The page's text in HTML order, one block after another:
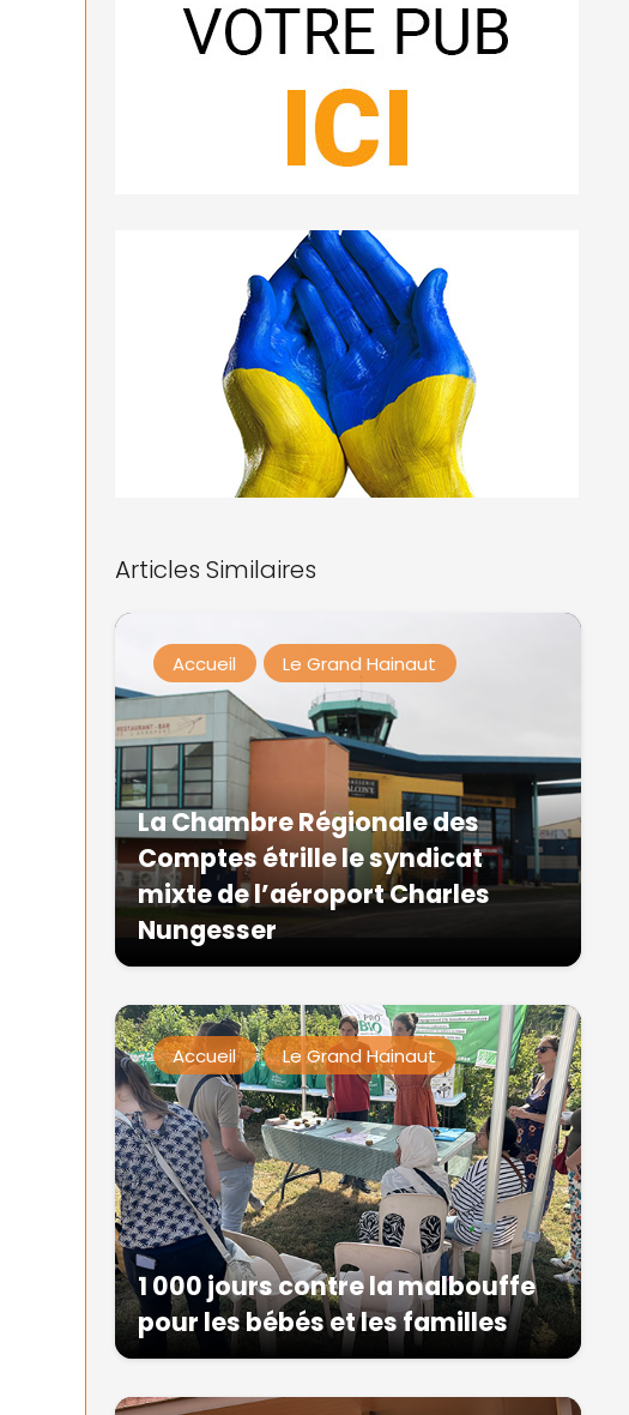
Articles Similaires
Accueil Le Grand Hainaut
La Chambre Régionale des
Comptes étrille le syndicat
mixte de l’aéroport Charles
Nungesser
Accueil Le Grand Hainaut
1 000 jours contre la malbouffe
pour les bébés et les familles